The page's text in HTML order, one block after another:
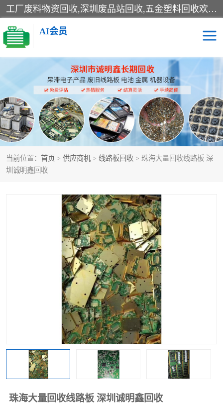
工厂废料物资回收,深圳废品站回收,五金塑料回收欢迎有金属、塑料、电子、电线、废旧设备、废铜、锡渣、线路板、镀银废料、废IC、电子零件、电子脚，等其他废旧物资的单位及个人联系洽谈。对提供息者我们可以提供优厚的业务提成（佣金）。
AI会员
当前位置： 首页 > 供应商机 > 线路板回收 > 珠海大量回收线路板 深
圳诚明鑫回收
珠海大量回收线路板 深圳诚明鑫回收
线路板回收 电子回收
电子产品回收 电池回收
金属回收 机器设备回收